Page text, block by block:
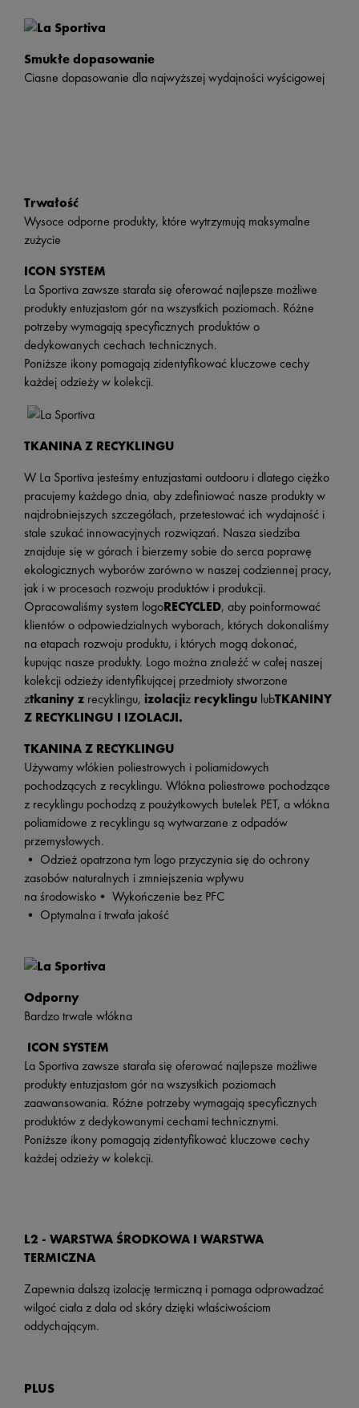
Smukłe dopasowanie
Ciasne dopasowanie dla najwyższej wydajności wyścigowej
Trwałość
Wysoce odporne produkty, które wytrzymują maksymalne
zużycie
ICON SYSTEM
La Sportiva zawsze starała się oferować najlepsze możliwe
produkty entuzjastom gór na wszystkich poziomach. Różne
potrzeby wymagają specyficznych produktów o
dedykowanych cechach technicznych.
Poniższe ikony pomagają zidentyfikować kluczowe cechy
każdej odzieży w kolekcji.
TKANINA Z RECYKLINGU
W La Sportiva jesteśmy entuzjastami outdooru i dlatego ciężko
pracujemy każdego dnia, aby zdefiniować nasze produkty w
najdrobniejszych szczegółach, przetestować ich wydajność i
stale szukać innowacyjnych rozwiązań. Nasza siedziba
znajduje się w górach i bierzemy sobie do serca poprawę
ekologicznych wyborów zarówno w naszej codziennej pracy,
jak i w procesach rozwoju produktów i produkcji.
Opracowaliśmy system logoRECYCLED, aby poinformować
klientów o odpowiedzialnych wyborach, których dokonaliśmy
na etapach rozwoju produktu, i których mogą dokonać,
kupując nasze produkty. Logo można znaleźć w całej naszej
kolekcji odzieży identyfikującej przedmioty stworzone
ztkaniny z recyklingu, izolacjiz recyklingu lubTKANINY
Z RECYKLINGU I IZOLACJI.
TKANINA Z RECYKLINGU
Używamy włókien poliestrowych i poliamidowych
pochodzących z recyklingu. Włókna poliestrowe pochodzące
z recyklingu pochodzą z poużytkowych butelek PET, a włókna
poliamidowe z recyklingu są wytwarzane z odpadów
przemysłowych.
• Odzież opatrzona tym logo przyczynia się do ochrony
zasobów naturalnych i zmniejszenia wpływu
na środowisko• Wykończenie bez PFC
• Optymalna i trwała jakość
Odporny
Bardzo trwałe włókna
ICON SYSTEM
La Sportiva zawsze starała się oferować najlepsze możliwe
produkty entuzjastom gór na wszystkich poziomach
zaawansowania. Różne potrzeby wymagają specyficznych
produktów z dedykowanymi cechami technicznymi.
Poniższe ikony pomagają zidentyfikować kluczowe cechy
każdej odzieży w kolekcji.
L2 - WARSTWA ŚRODKOWA I WARSTWA
TERMICZNA
Zapewnia dalszą izolację termiczną i pomaga odprowadzać
wilgoć ciała z dala od skóry dzięki właściwościom
oddychającym.
PLUS